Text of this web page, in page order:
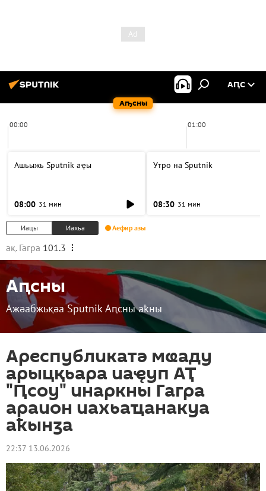
Аҧсны
АԤС
00:00 01:00
Ашьыжь Sputnik аҿы
08:00 31 мин
Утро на Sputnik
08:30 31 мин
Иацы Иахьа Аефир азы
ақ. Гагра 101.3
Аԥсны
Ажәабжьқәа Sputnik Аԥсны аҟны
Ареспубликатә мҩаду
арыцқьара иаҿуп АҬ
"Ԥсоу" инаркны Гагра
араион иахьаҵанакуа
аҟынӡа
22:37 13.06.2026